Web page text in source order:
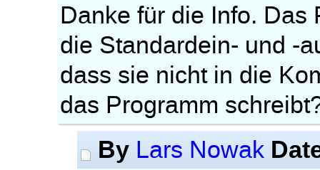
Danke für die Info. Das
die Standardein- und -
dass sie nicht in die
das Programm
By Lars Nowak